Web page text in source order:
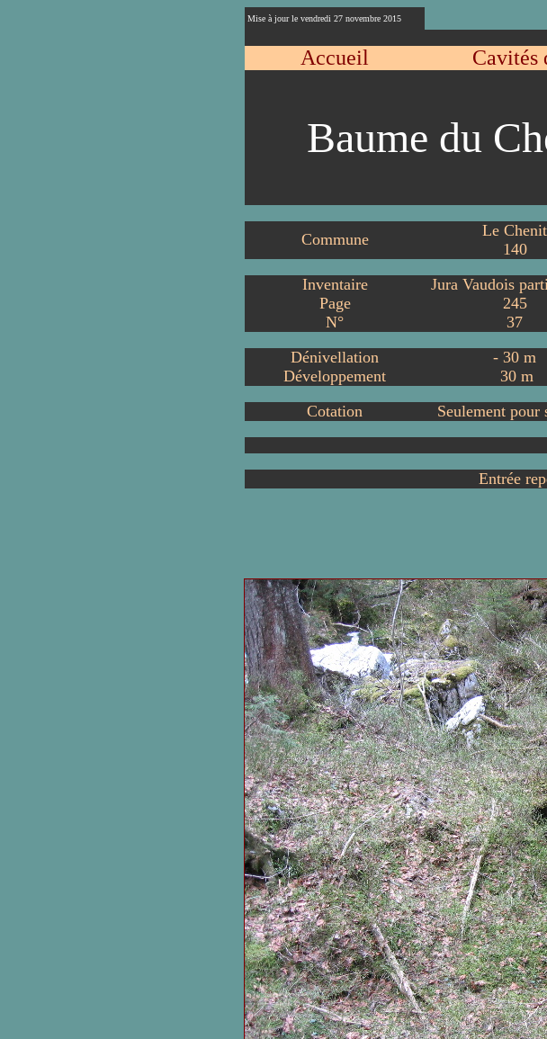
Mise à jour le vendredi 27 novembre 2015
Accueil Cavités
Baume du
Commune
Le Chenit
140
Inventaire
Jura Vaudois
Page
245
N°
37
Dénivellation
- 30 m
Développement
30 m
Cotation
Seulement pour
Entrée